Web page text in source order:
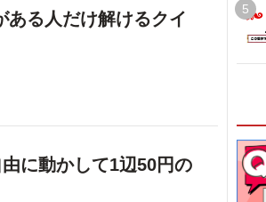
ある人だけ解けるクイ
に動かして1辺50円の
5